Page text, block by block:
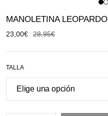
MANOLETINA LEOPARDO
28,95€
23,00€
TALLA